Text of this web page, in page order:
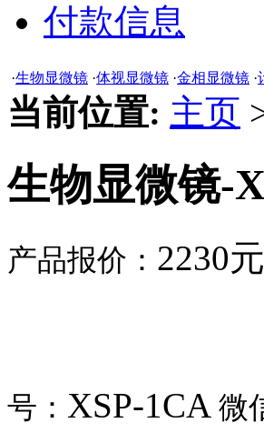
付款信息
·生物显微镜 ·体视显微镜 ·金相显微镜 ·
当前位置: 主页
生物显微镜-
产品报价： 2230元
号： XSP-1CA 微